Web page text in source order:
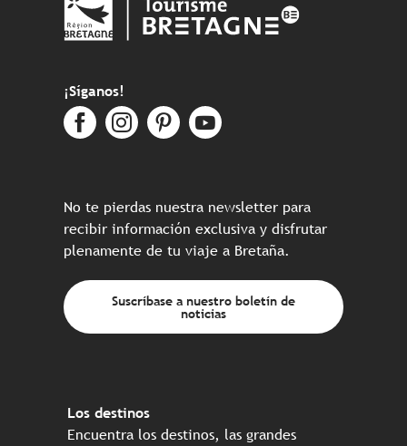
¡Síganos!
No te pierdas nuestra newsletter para
recibir información exclusiva y disfrutar
plenamente de tu viaje a Bretaña.
Suscríbase a nuestro boletín de
noticias
Los destinos
Encuentra los destinos, las grandes